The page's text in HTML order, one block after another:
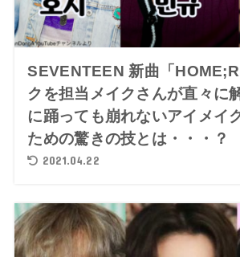
SEVENTEEN 新曲「
クを担当メイクさんが直々に
に踊っても崩れないアイメイ
ための驚きの技とは・・・？
2021.04.22